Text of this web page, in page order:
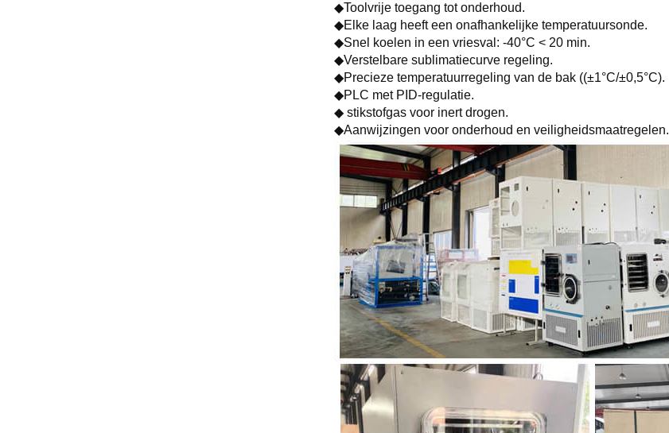
◆Toolvrije toegang tot onderhoud.
◆Elke laag heeft een onafhankelijke temperatuursonde.
◆Snel koelen in een vriesval: -40°C < 20 min.
◆Verstelbare sublimatiecurve regeling.
◆Precieze temperatuurregeling van de bak ((±1°C/±0,5°C).
◆PLC met PID-regulatie.
◆ stikstofgas voor inert drogen.
◆Aanwijzingen voor onderhoud en veiligheidsmaatregelen.